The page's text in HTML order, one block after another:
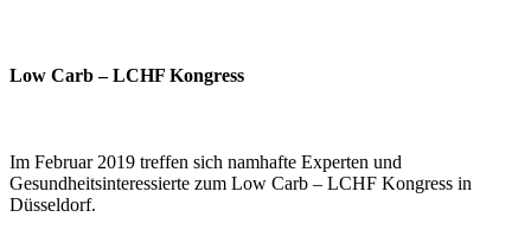
Low Carb – LCHF Kongress
Im Februar 2019 treffen sich namhafte Experten und
Gesundheitsinteressierte zum Low Carb – LCHF Kongress in
Düsseldorf.